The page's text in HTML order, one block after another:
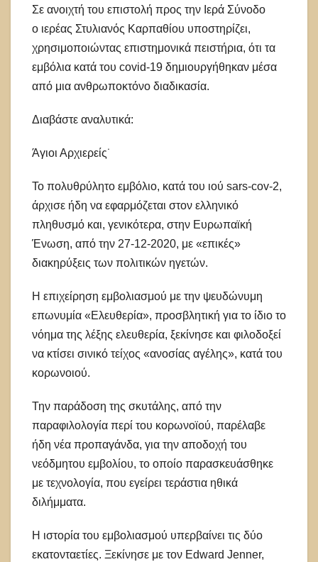
Σε ανοιχτή του επιστολή προς την Ιερά Σύνοδο
ο ιερέας Στυλιανός Καρπαθίου υποστηρίζει,
χρησιμοποιώντας επιστημονικά πειστήρια, ότι τα
εμβόλια κατά του covid-19 δημιουργήθηκαν μέσα
από μια ανθρωποκτόνο διαδικασία.
Διαβάστε αναλυτικά:
Άγιοι Αρχιερείς˙
Το πολυθρύλητο εμβόλιο, κατά του ιού sars-cov-2,
άρχισε ήδη να εφαρμόζεται στον ελληνικό
πληθυσμό και, γενικότερα, στην Ευρωπαϊκή
Ένωση, από την 27-12-2020, με «επικές»
διακηρύξεις των πολιτικών ηγετών.
Η επιχείρηση εμβολιασμού με την ψευδώνυμη
επωνυμία «Ελευθερία», προσβλητική για το ίδιο το
νόημα της λέξης ελευθερία, ξεκίνησε και φιλοδοξεί
να κτίσει σινικό τείχος «ανοσίας αγέλης», κατά του
κορωνοιού.
Την παράδοση της σκυτάλης, από την
παραφιλολογία περί του κορωνοϊού, παρέλαβε
ήδη νέα προπαγάνδα, για την αποδοχή του
νεόδμητου εμβολίου, το οποίο παρασκευάσθηκε
με τεχνολογία, που εγείρει τεράστια ηθικά
διλήμματα.
Η ιστορία του εμβολιασμού υπερβαίνει τις δύο
εκατονταετίες. Ξεκίνησε με τον Edward Jenner,